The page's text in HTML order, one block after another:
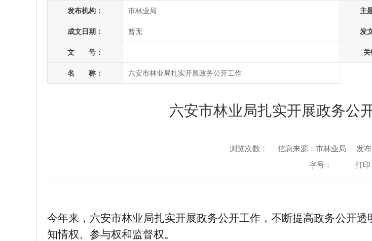
发布机构： 市林业局 主
成文日期： 暂无 发
文 号： 关
名 称： 六安市林业局扎实开展政务公开工作
六安市林业局扎实开展政务公
浏览次数： 信息来源：市林业局
发
字号：
打印
今年来，六安市林业局扎实开展政务公开工作，不断提高政务公开
知情权、参与权和监督权。